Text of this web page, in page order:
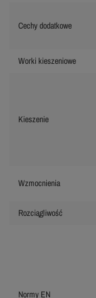
Cechy dodatkowe
Worki kieszeniowe
Kieszenie
Wzmocnienia
Rozciągliwość
Normy EN